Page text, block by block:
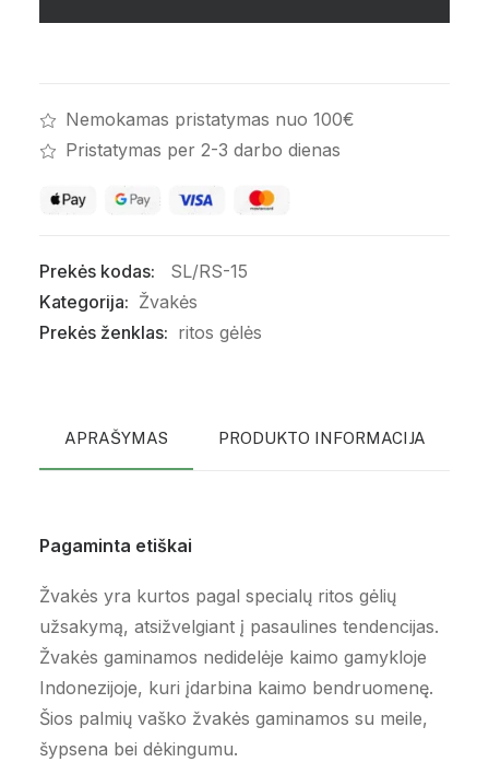
žvakė
Nemokamas pristatymas nuo 100€
Pristatymas per 2-3 darbo dienas
Prekės kodas:
SL/RS-15
Kategorija: Žvakės
Prekės ženklas: ritos gėlės
APRAŠYMAS PRODUKTO INFORMACIJA
Pagaminta etiškai
Žvakės yra kurtos pagal specialų ritos gėlių
užsakymą, atsižvelgiant į pasaulines tendencijas.
Žvakės gaminamos nedidelėje kaimo gamykloje
Indonezijoje, kuri įdarbina kaimo bendruomenę.
Šios palmių vaško žvakės gaminamos su meile,
šypsena bei dėkingumu.